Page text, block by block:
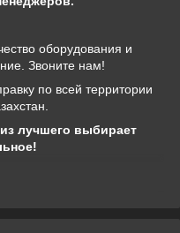
оборудования и
Звоните нам!
по всей территории
из лучшего выбирает